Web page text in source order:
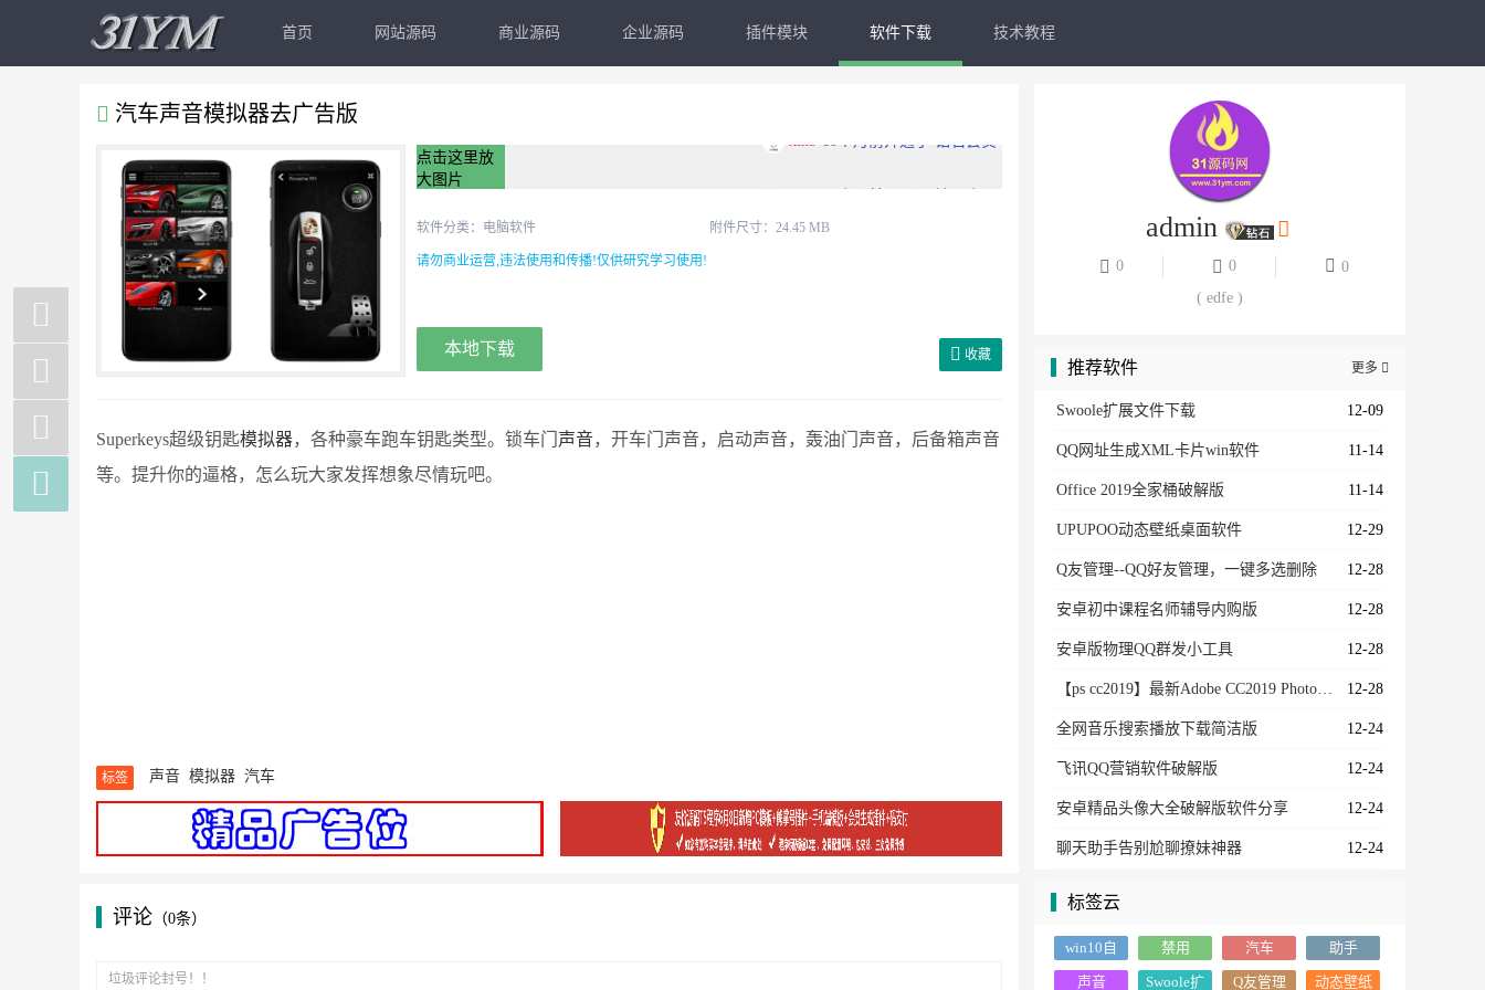
首页 网站源码 商业源码 企业源码 插件模块 软件下载 技术教程
汽车声音模拟器去广告版
rhfsj 11个月前开通了 钻石会员
7天前开通了 钻石会员
软件分类： 电脑软件 附件尺寸：24.45 MB
请勿商业运营,违法使用和传播!仅供研究学习使用!
本地下载 收藏
Superkeys超级钥匙模拟器，各种豪车跑车钥匙类型。锁车门 声音，开车门声音，启动声音，轰油门声音，后备箱声音
等。提升你的逼格，怎么玩大家发挥想象尽情玩吧。
标签 声音 模拟器 汽车
评论 （0条）
admin
0 0
0
( edfe )
更多 
推荐软件
12-09
Swoole扩展文件下载
11-14
QQ网址生成XML卡片win软件
11-14
Office 2019全家桶破解版
12-29
UPUPOO动态壁纸桌面软件
12-28
Q友管理--QQ好友管理，一键多选删除
12-28
安卓初中课程名师辅导内购版
12-28
安卓版物理QQ群发小工具
12-28
【ps cc2019】最新Adobe CC2019 PhotoShop 免费下载-中文破解版
12-24
全网音乐搜索播放下载简洁版
12-24
飞讯QQ营销软件破解版
12-24
安卓精品头像大全破解版软件分享
12-24
聊天助手告别尬聊撩妹神器
标签云
win10自
动更新
禁用 汽车 助手
声音 Swoole扩 Q友管理 动态壁纸

点击这里放
大图片